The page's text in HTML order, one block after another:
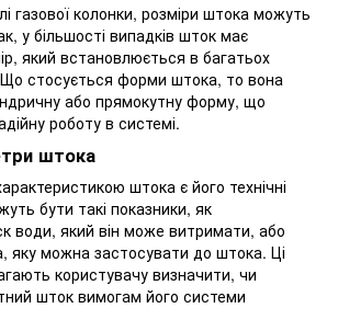
газової колонки, розміри штока можуть
у більшості випадків шток має
який встановлюється в багатьох
стосується форми штока, то вона
або прямокутну форму, що
роботу в системі.
штока
штока є його технічні
бути такі показники, як
води, який він може витримати, або
яку можна застосувати до штока. Ці
користувачу визначити, чи
шток вимогам його системи